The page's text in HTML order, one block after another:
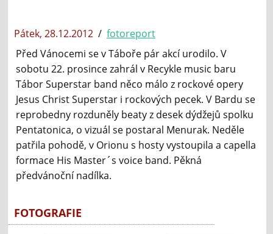
Pátek, 28.12.2012 / fotoreport
Před Vánocemi se v Táboře pár akcí urodilo. V
sobotu 22. prosince zahrál v Recykle music baru
Tábor Superstar band něco málo z rockové opery
Jesus Christ Superstar i rockových pecek. V Bardu se
reprobedny rozduněly beaty z desek dýdžejů spolku
Pentatonica, o vizuál se postaral Menurak. Neděle
patřila pohodě, v Orionu s hosty vystoupila a capella
formace His Master´s voice band. Pěkná
předvánoční nadílka.
FOTOGRAFIE